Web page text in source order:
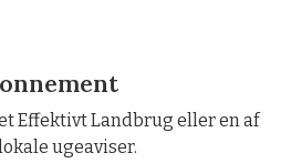
Effektivt Landbrug eller en af
ugeaviser.